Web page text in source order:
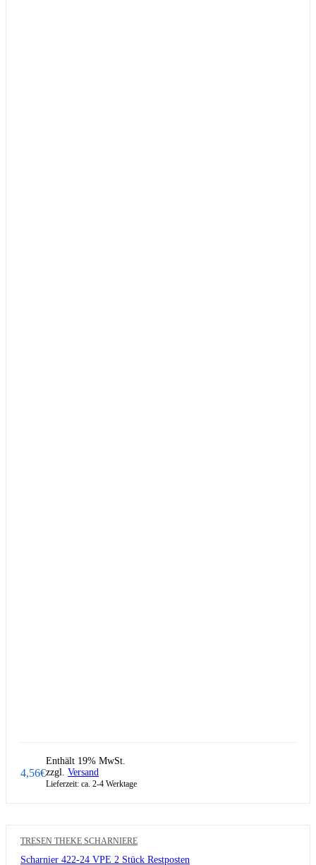
4,56€
Enthält 19% MwSt.
zzgl. Versand
Lieferzeit: ca. 2-4 Werktage
TRESEN THEKE SCHARNIERE
Scharnier 422-24 VPE 2 Stück Restposten